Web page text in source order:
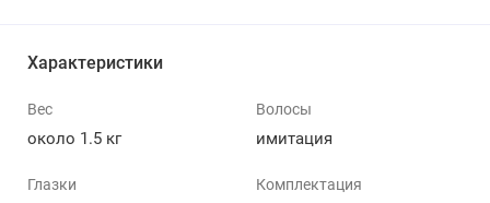
Характеристики
Вес
около 1.5 кг
Волосы
имитация
Глазки Комплектация